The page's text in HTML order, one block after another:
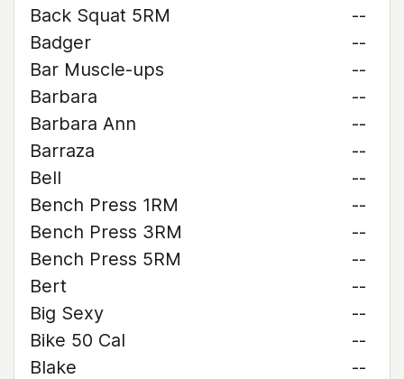
Back Squat 5RM
--
Badger
--
Bar Muscle-ups
--
Barbara
--
Barbara Ann
--
Barraza
--
Bell
--
Bench Press 1RM
--
Bench Press 3RM
--
Bench Press 5RM
--
Bert
--
Big Sexy
--
Bike 50 Cal
--
Blake
--